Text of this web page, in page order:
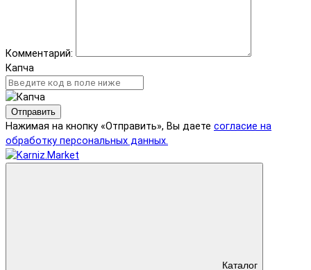
Комментарий:
Капча
Отправить
Нажимая на кнопку «Отправить», Вы даете согласие на
обработку персональных данных.
Каталог